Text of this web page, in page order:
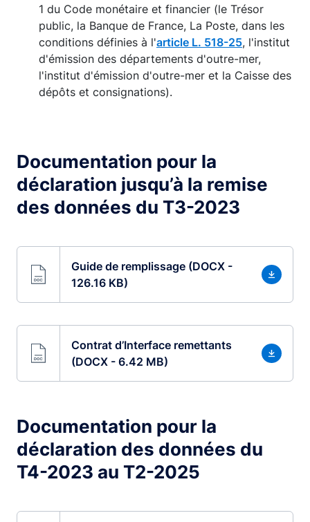
1 du Code monétaire et financier (le Trésor
public, la Banque de France, La Poste, dans les
conditions définies à l'article L. 518-25, l'institut
d'émission des départements d'outre-mer,
l'institut d'émission d'outre-mer et la Caisse des
dépôts et consignations).
Documentation pour la
déclaration jusqu’à la remise
des données du T3-2023
Guide de remplissage (DOCX -
126.16 KB)
Contrat d’Interface remettants
(DOCX - 6.42 MB)
Documentation pour la
déclaration des données du
T4-2023 au T2-2025